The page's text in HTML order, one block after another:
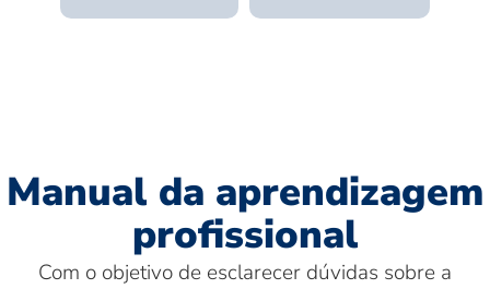
Manual da aprendizagem
profissional
Com o objetivo de esclarecer dúvidas sobre a